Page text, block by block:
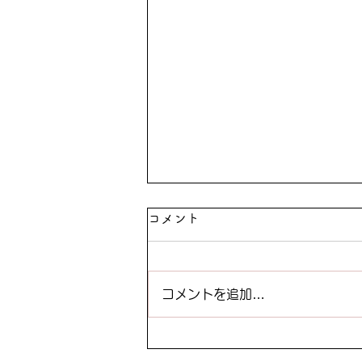
暑い夏にはやっぱりこれ！カ
コメント
コメントを追加…